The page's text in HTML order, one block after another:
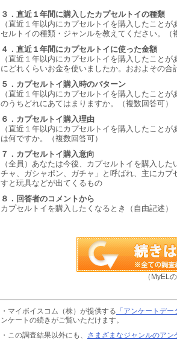
３．直近１年間に購入したカプセルトイの種類
（直近１年以内にカプセルトイを購入したこと
セルトイの種類・ジャンルを教えてください。（
４．直近１年間にカプセルトイに使った金額
（直近１年以内にカプセルトイを購入したこと
にどれくらいお金を使いましたか。おおよその合
５．カプセルトイ購入時のパターン
（直近１年以内にカプセルトイを購入したこと
のうちどれにあてはまりますか。（複数回答可）
６．カプセルトイ購入理由
（直近１年以内にカプセルトイを購入したこと
は何ですか。（複数回答可）
７．カプセルトイ購入意向
（全員）あなたは今後、カプセルトイを購入し
チャ、ガシャポン、ガチャ」と呼ばれ、主にカ
すと玩具などが出てくるもの
８．回答者のコメントから
カプセルトイを購入したくなるとき（自由記述）
（MyEL
・マイボイスコム（株）が提供する 「アンケートデ
ンケートの続きがご覧いただけます。
・この調査結果以外にも、 さまざまなジャンルのアン